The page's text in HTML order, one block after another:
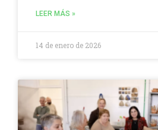
LEER MÁS »
14 de enero de 2026